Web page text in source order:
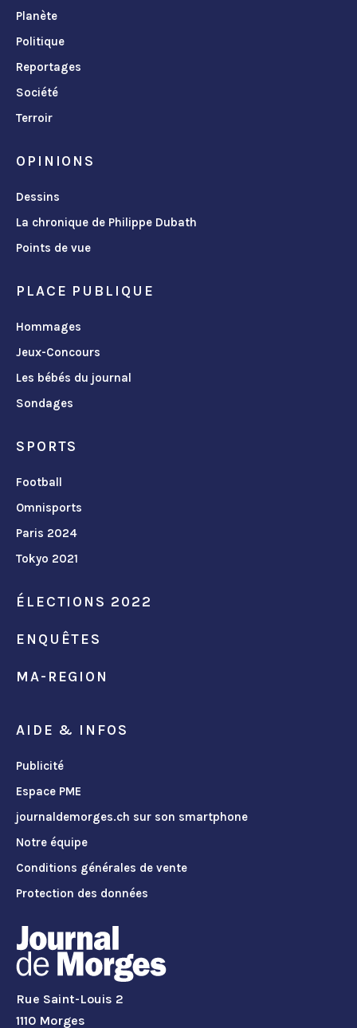
Planète
Politique
Reportages
Société
Terroir
OPINIONS
Dessins
La chronique de Philippe Dubath
Points de vue
PLACE PUBLIQUE
Hommages
Jeux-Concours
Les bébés du journal
Sondages
SPORTS
Football
Omnisports
Paris 2024
Tokyo 2021
ÉLECTIONS 2022
ENQUÊTES
MA-REGION
AIDE & INFOS
Publicité
Espace PME
journaldemorges.ch sur son smartphone
Notre équipe
Conditions générales de vente
Protection des données
Rue Saint-Louis 2
1110 Morges